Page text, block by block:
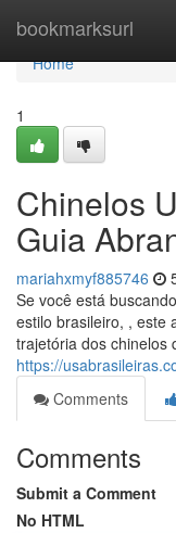
bookmarksurl
Home
Home
1
Chinelos
Guia
mariahxmyf885746
Se você está
estilo brasileiro, , este
trajetória dos chinelos
https://
Comments
Comments
Submit a Comment
No HTML